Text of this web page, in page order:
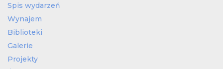
Spis wydarzeń
Wynajem
Biblioteki
Galerie
Projekty